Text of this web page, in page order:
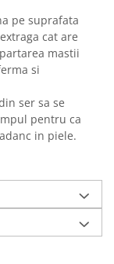
pe suprafata
cat are
mastii
si
ser sa se
pentru ca
in piele.